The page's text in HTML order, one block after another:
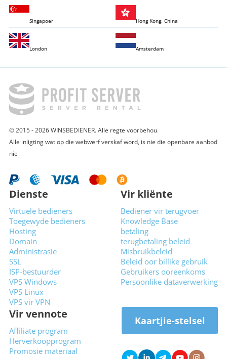
Singapoer Hong Kong, China
London Amsterdam
© 2015 - 2026 WINSBEDIENER. Alle regte voorbehou.
Alle inligting wat op die webwerf verskaf word, is nie die openbare aanbod
nie
Dienste
Virtuele bedieners
Toegewyde bedieners
Hosting
Domain
Administrasie
SSL
ISP-bestuurder
VPS Windows
VPS Linux
VPS vir VPN
Vir kliënte
Bediener vir terugvoer
Knowledge Base
betaling
terugbetaling beleid
Misbruikbeleid
Beleid oor billike gebruik
Gebruikers ooreenkoms
Persoonlike dataverwerking
Vir vennote
Affiliate program
Herverkoopprogram
Promosie materiaal
Kaartjie-stelsel